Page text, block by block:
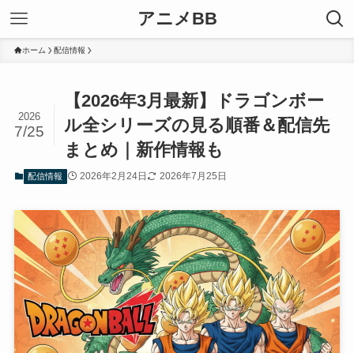
アニメBB
ホーム 配信情報
【2026年3月最新】ドラゴンボー
ル全シリーズの見る順番＆配信先
まとめ｜新作情報も
2026
7/25
配信情報 2026年2月24日 2026年7月25日